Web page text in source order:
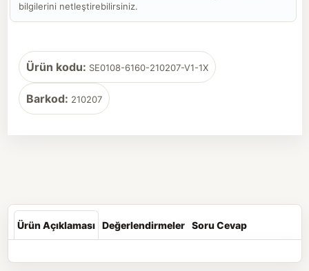
bilgilerini netleştirebilirsiniz.
Ürün kodu: SE0108-6160-210207-V1-1X
Barkod: 210207
Ürün Açıklaması Değerlendirmeler Soru Cevap